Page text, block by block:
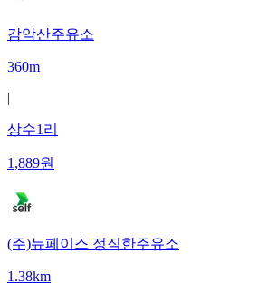
감악산주유소
360m
|
상수1리
1,889원
(주)뉴페이스 정직한주유소
1.38km